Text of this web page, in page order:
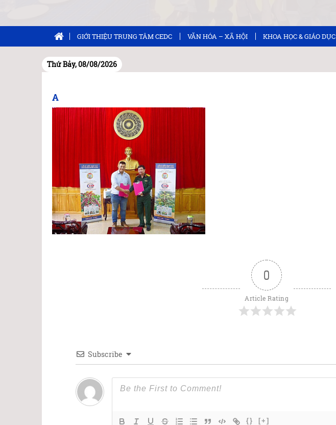
GIỚI THIỆU TRUNG TÂM CEDC VĂN HÓA – XÃ HỘI KHOA HỌC & GIÁO DỤC
Thứ Bảy, 08/08/2026
A
0
Article Rating
Subscribe
{} [+]